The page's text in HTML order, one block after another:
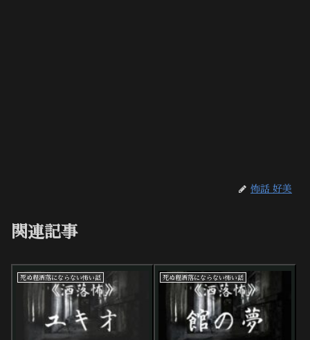
怖話 好美
関連記事
死ぬ程洒落にならない怖い話 死ぬ程洒落にならない怖い話